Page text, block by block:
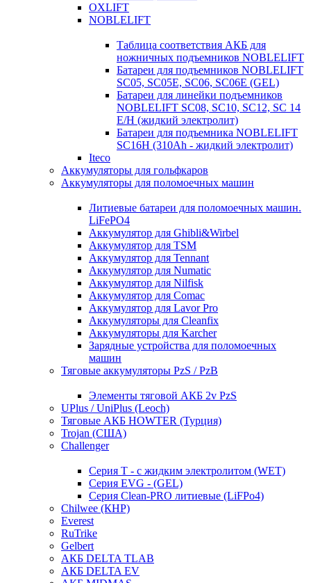
OXLIFT
NOBLELIFT
Таблица соответствия АКБ для
ножничных подъемников NOBLELIFT
Батареи для подъемников NOBLELIFT
SC05, SC05E, SC06, SC06E (GEL)
Батареи для линейки подъемников
NOBLELIFT SC08, SC10, SC12, SC 14
E/H (жидкий электролит)
Батареи для подъемника NOBLELIFT
SC16H (310Ah - жидкий электролит)
Iteco
Аккумуляторы для гольфкаров
Аккумуляторы для поломоечных машин
Литиевые батареи для поломоечных машин.
LiFePO4
Аккумулятор для Ghibli&Wirbel
Аккумулятор для TSM
Аккумулятор для Tennant
Аккумулятор для Numatic
Аккумулятор для Nilfisk
Аккумулятор для Comac
Аккумулятор для Lavor Pro
Аккумуляторы для Cleanfix
Аккумуляторы для Karcher
Зарядные устройства для поломоечных
машин
Тяговые аккумуляторы PzS / PzB
Элементы тяговой АКБ 2v PzS
UPlus / UniPlus (Leoch)
Тяговые АКБ HOWTER (Турция)
Trojan (США)
Challenger
Серия T - с жидким электролитом (WET)
Серия EVG - (GEL)
Серия Clean-PRO литиевые (LiFPo4)
Chilwee (КНР)
Everest
RuTrike
Gelbert
АКБ DELTA TLAB
АКБ DELTA EV